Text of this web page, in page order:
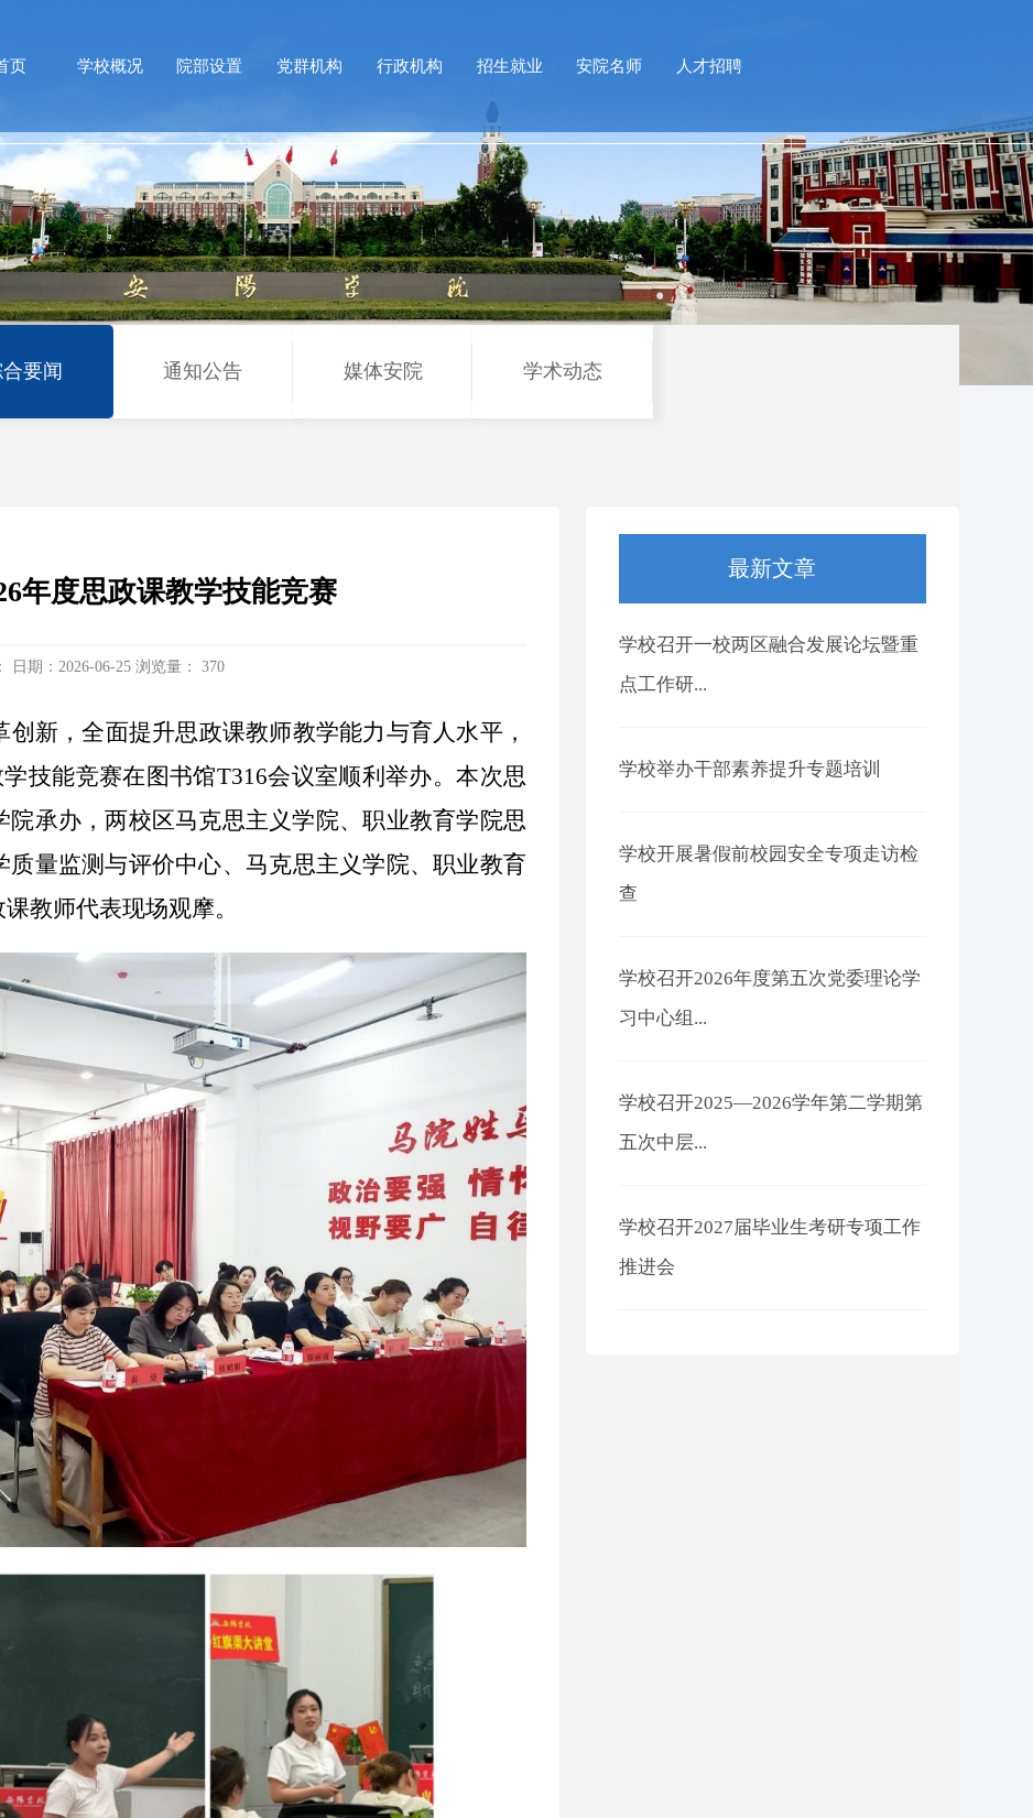
页 学校概况 院部设置 党群机构 行政机构 招生就业 安院名师 人才招聘
要闻 通知公告 媒体安院 学术动态
年度思政课教学技能竞赛
日期：2026-06-25 浏览量：370
新，全面提升思政课教师教学能力与育人水平，
技能竞赛在图书馆T316会议室顺利举办。本次思
院承办，两校区马克思主义学院、职业教育学院思
质量监测与评价中心、马克思主义学院、职业教育
课教师代表现场观摩。
最新文章
学校召开一校两区融合发展论坛暨重
点工作研...
学校举办干部素养提升专题培训
学校开展暑假前校园安全专项走访检
查
学校召开2026年度第五次党委理论学
习中心组...
学校召开2025—2026学年第二学期第
五次中层...
学校召开2027届毕业生考研专项工作
推进会